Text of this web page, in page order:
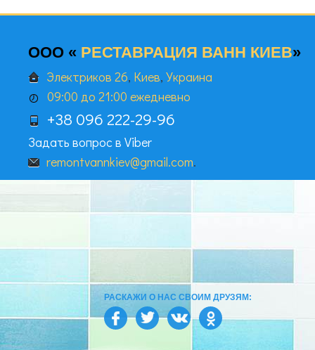
РАСКАЖИ О НАС СВОИМ ДРУЗЯМ:
ООО « РЕСТАВРАЦИЯ ВАНН КИЕВ»
Электриков 26, Киев, Украина
09:00 до 21:00 ежедневно
+38 096 222-29-96
Задать вопрос в Viber
remontvannkiev@gmail.com.